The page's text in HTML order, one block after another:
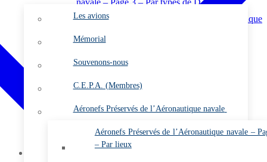
Les avions
Mémorial
Souvenons-nous
C.E.P.A. (Membres)
Aéronefs Préservés de l’Aéronautique navale
Aéronefs Préservés de l’Aéronautique navale –
– Par lieux
navale – Page 3 – Par types de D à O
Aéronefs Préservés de l’Aéronautique
navale – Page 4 – Par types de P à Z
Photos
Les flottilles et les escadrilles
L’almanach
Membres